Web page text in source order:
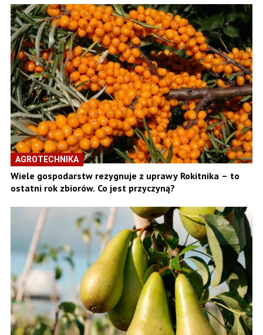
AGROTECHNIKA
Wiele gospodarstw rezygnuje z uprawy Rokitnika – to
ostatni rok zbiorów. Co jest przyczyną?